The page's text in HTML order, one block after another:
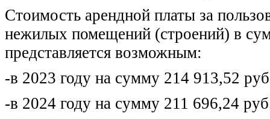
Стоимость арендной платы за
нежилых помещений (строений) в
представляется возможным:
-в 2023 году на сумму 214 913,52
-в 2024 году на сумму 211 696,24